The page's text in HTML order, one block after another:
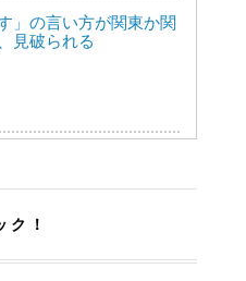
」の言い方が関東か関
見破られる
！